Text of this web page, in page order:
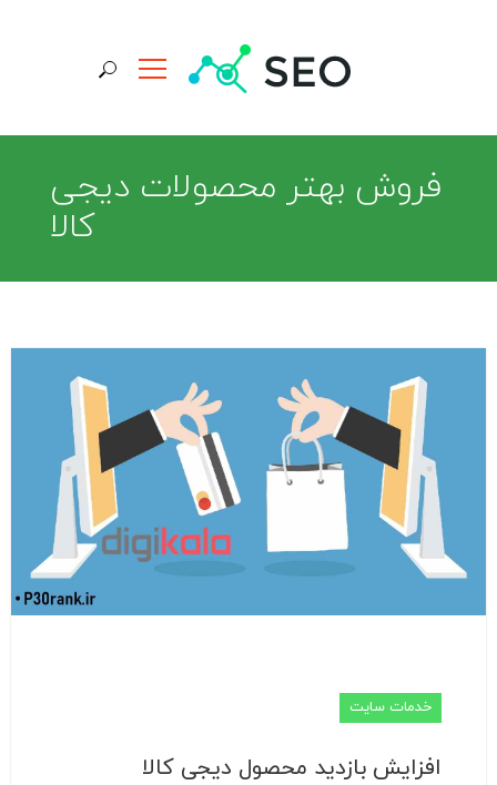
جستجو برای:
فروش بهتر محصولات دیجی
کالا
خدمات سایت
افزایش بازدید محصول دیجی کالا